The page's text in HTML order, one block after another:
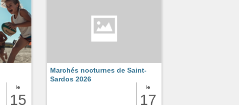
le
15
le
17
Marchés nocturnes de Saint-
Sardos 2026